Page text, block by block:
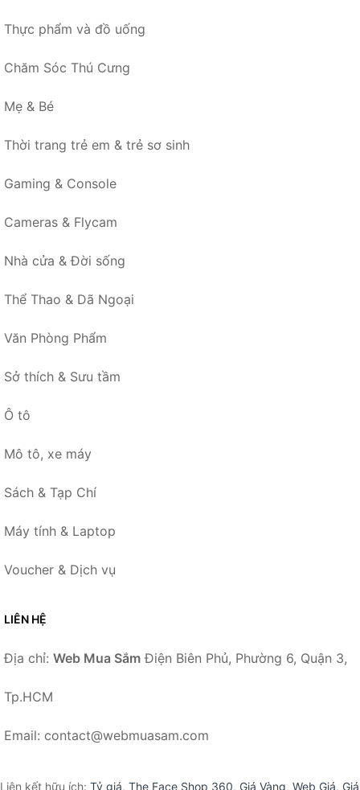
Thực phẩm và đồ uống
Chăm Sóc Thú Cưng
Mẹ & Bé
Thời trang trẻ em & trẻ sơ sinh
Gaming & Console
Cameras & Flycam
Nhà cửa & Đời sống
Thể Thao & Dã Ngoại
Văn Phòng Phẩm
Sở thích & Sưu tầm
Ô tô
Mô tô, xe máy
Sách & Tạp Chí
Máy tính & Laptop
Voucher & Dịch vụ
LIÊN HỆ
Địa chỉ: Web Mua Sắm Điện Biên Phủ, Phường 6, Quận 3,
Tp.HCM
Email: contact@webmuasam.com
Liên kết hữu ích: Tỷ giá, The Face Shop 360, Giá Vàng, Web Giá, Giá